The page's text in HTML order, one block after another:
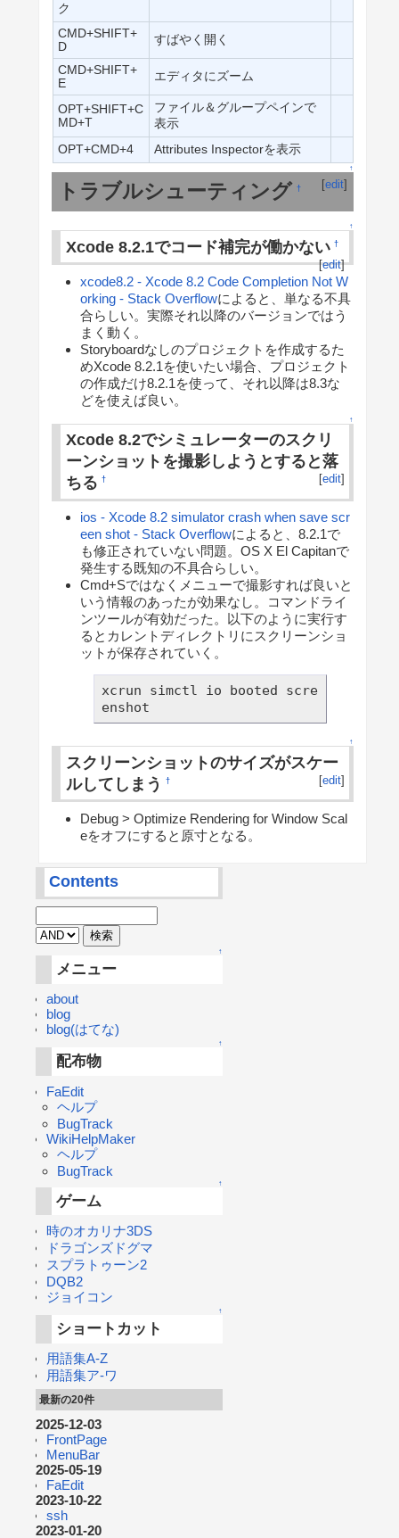
ク
CMD+SHIFT+
D
すばやく開く
CMD+SHIFT+
E
エディタにズーム
OPT+SHIFT+C
MD+T
ファイル＆グループペインで
表示
OPT+CMD+4
Attributes Inspectorを表示
↑
トラブルシューティング † [edit]
↑
Xcode 8.2.1でコード補完が働かない †
[edit]
xcode8.2 - Xcode 8.2 Code Completion Not W
orking - Stack Overflowによると、単なる不具
合らしい。実際それ以降のバージョンではう
まく動く。
Storyboardなしのプロジェクトを作成するた
めXcode 8.2.1を使いたい場合、プロジェクト
の作成だけ8.2.1を使って、それ以降は8.3な
どを使えば良い。
↑
Xcode 8.2でシミュレーターのスクリ
ーンショットを撮影しようとすると落
ちる † [edit]
ios - Xcode 8.2 simulator crash when save scr
een shot - Stack Overflowによると、8.2.1で
も修正されていない問題。OS X El Capitanで
発生する既知の不具合らしい。
Cmd+Sではなくメニューで撮影すれば良いと
いう情報のあったが効果なし。コマンドライ
ンツールが有効だった。以下のように実行す
るとカレントディレクトリにスクリーンショ
ットが保存されていく。
xcrun simctl io booted scre
enshot
↑
スクリーンショットのサイズがスケー
ルしてしまう
† [edit]
Debug > Optimize Rendering for Window Scal
eをオフにすると原寸となる。
Contents
↑
メニュー
about
blog
blog(はてな)
↑
配布物
FaEdit
ヘルプ
BugTrack
WikiHelpMaker
ヘルプ
BugTrack
↑
ゲーム
時のオカリナ3DS
ドラゴンズドグマ
スプラトゥーン2
DQB2
ジョイコン
↑
ショートカット
用語集A-Z
用語集ア-ワ
最新の20件
2025-12-03
FrontPage
MenuBar
2025-05-19
FaEdit
2023-10-22
ssh
2023-01-20